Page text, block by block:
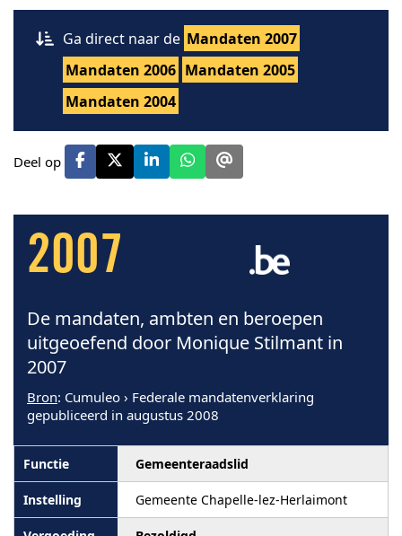
Ga direct naar de Mandaten 2007
Mandaten 2006 Mandaten 2005
Mandaten 2004
Deel op
2007
De mandaten, ambten en beroepen
uitgeoefend door Monique Stilmant in
2007
Bron: Cumuleo › Federale mandatenverklaring
gepubliceerd in augustus 2008
Gemeenteraadslid
Gemeente Chapelle-lez-Herlaimont